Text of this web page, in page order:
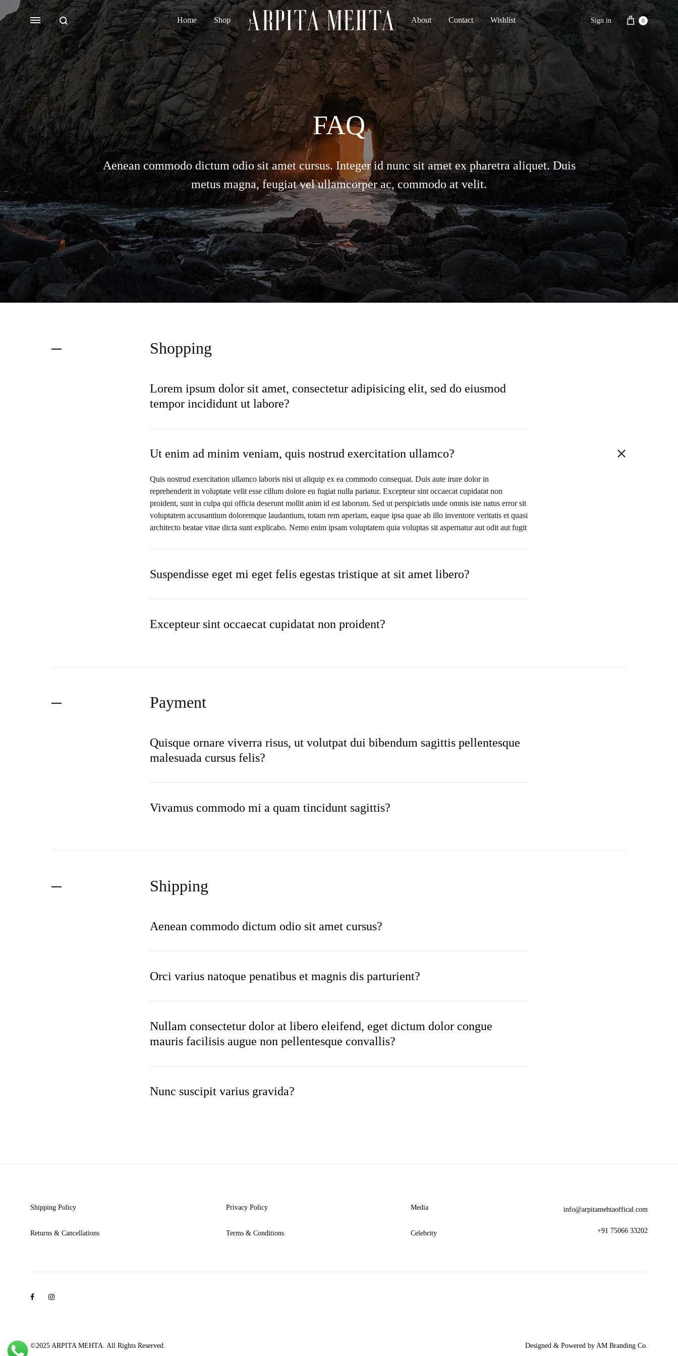
MenuSearch
Bridal
Lehengas
Accessories
Sarees
Fusion
Home
Shop
Arpita
Mehta
Official
Luxury
Indianwear
About Contact Wishlist Sign in Cart
0
FAQ
Aenean commodo dictum odio sit amet cursus. Integer id nunc sit amet ex pharetra aliquet. Duis
metus magna, feugiat vel ullamcorper ac, commodo at velit.
Shopping
Lorem ipsum dolor sit amet, consectetur adipisicing elit, sed do eiusmod
tempor incididunt ut labore?
Ut enim ad minim veniam, quis nostrud exercitation ullamco?
Quis nostrud exercitation ullamco laboris nisi ut aliquip ex ea commodo consequat. Duis aute irure dolor in
reprehenderit in voluptate velit esse cillum dolore eu fugiat nulla pariatur. Excepteur sint occaecat cupidatat non
proident, sunt in culpa qui officia deserunt mollit anim id est laborum. Sed ut perspiciatis unde omnis iste natus error sit
voluptatem accusantium doloremque laudantium, totam rem aperiam, eaque ipsa quae ab illo inventore veritatis et quasi
architecto beatae vitae dicta sunt explicabo. Nemo enim ipsam voluptatem quia voluptas sit aspernatur aut odit aut fugit
Suspendisse eget mi eget felis egestas tristique at sit amet libero?
Excepteur sint occaecat cupidatat non proident?
Payment
Quisque ornare viverra risus, ut volutpat dui bibendum sagittis pellentesque
malesuada cursus felis?
Vivamus commodo mi a quam tincidunt sagittis?
Shipping
Aenean commodo dictum odio sit amet cursus?
Orci varius natoque penatibus et magnis dis parturient?
Nullam consectetur dolor at libero eleifend, eget dictum dolor congue
mauris facilisis augue non pellentesque convallis?
Nunc suscipit varius gravida?
Shipping Policy
Returns & Cancellations
Privacy Policy
Terms & Conditions
Media
Celebrity
info@arpitamehtaoffical.com
+91 75066 33202
FacebookInstagram
©2025 ARPITA MEHTA. All Rights Reserved. Designed & Powered by AM Branding Co.